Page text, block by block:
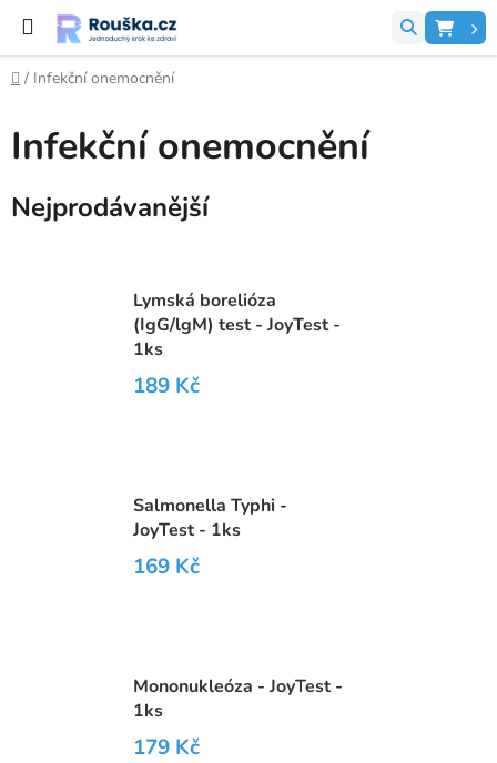
Přejít na obsah
Hledat
Domů
/ Infekční onemocnění
Infekční onemocnění
Nejprodávanější
Lymská borelióza
(IgG/lgM) test - JoyTest -
1ks
189 Kč
Salmonella Typhi -
JoyTest - 1ks
169 Kč
Mononukleóza - JoyTest -
1ks
179 Kč